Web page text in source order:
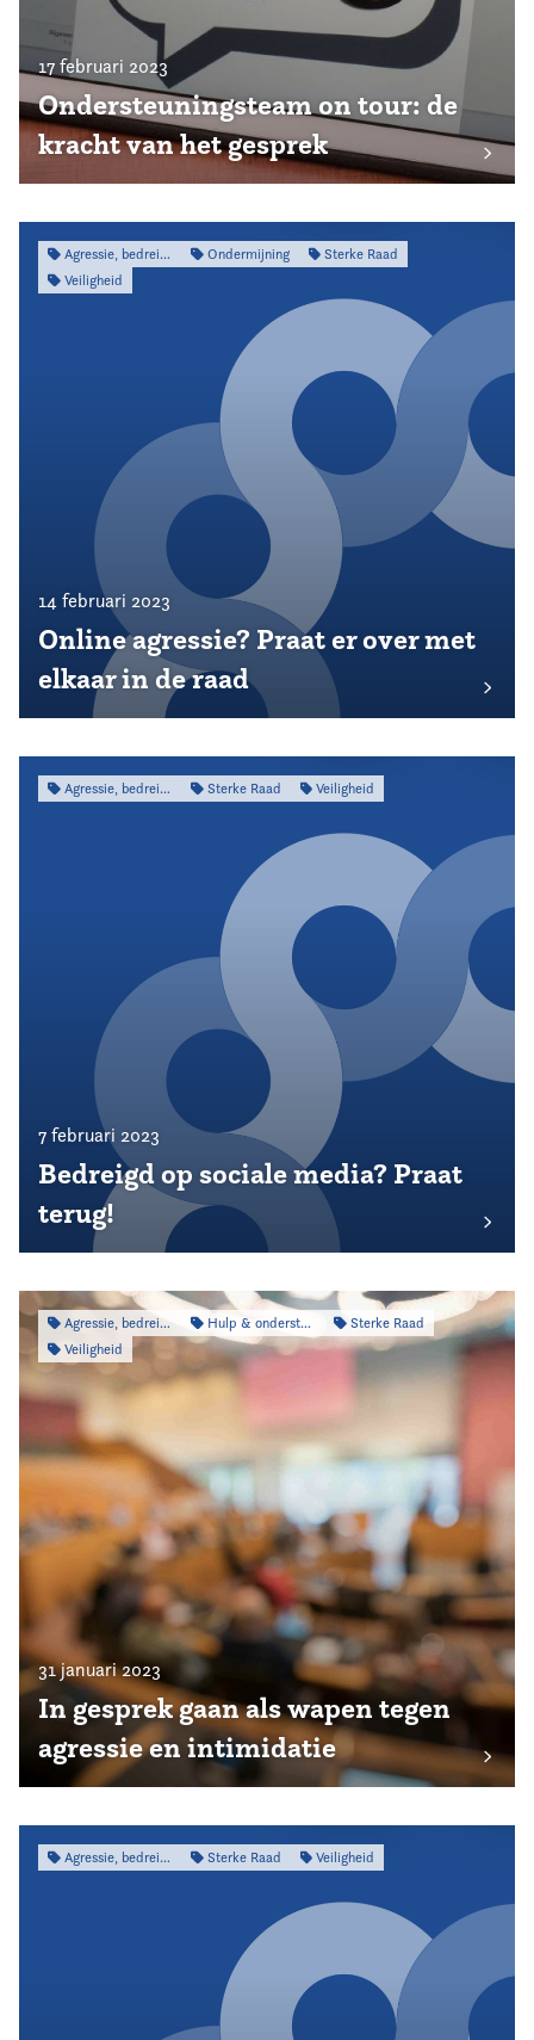
17 februari 2023
Ondersteuningsteam on tour: de
kracht van het gesprek
Agressie, bedreiging & intimidatie Ondermijning
Sterke Raad
Veiligheid
14 februari 2023
Online agressie? Praat er over met
elkaar in de raad
Agressie, bedreiging & intimidatie Sterke Raad Veiligheid
7 februari 2023
Bedreigd op sociale media? Praat
terug!
Agressie, bedreiging & intimidatie Hulp & ondersteuning
Sterke Raad
Veiligheid
31 januari 2023
In gesprek gaan als wapen tegen
agressie en intimidatie
Agressie, bedreiging & intimidatie Sterke Raad Veiligheid